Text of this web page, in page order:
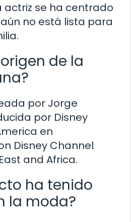
actriz se ha centrado
no está lista para
de la
por Jorge
por Disney
en
Disney Channel
and Africa.
ha tenido
la moda?